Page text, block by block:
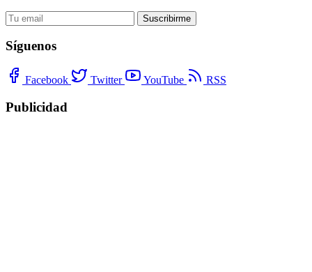
Suscribirme
Síguenos
Facebook Twitter YouTube RSS
Publicidad